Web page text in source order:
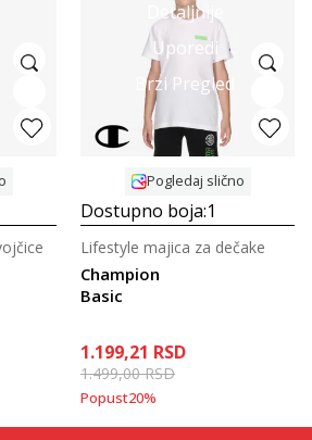
Detaljnije
Uporedi
Brzi Pregled
Pogledaj slično
Dostupno boja:1
Champion
Basic
Lifestyle majica za dečake
1.199,21 RSD
1.499,00RSD
Popust20%